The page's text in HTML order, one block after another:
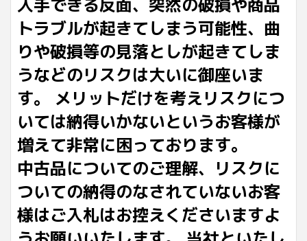
入手できる反面、突然の破損や商品
トラブルが起きてしまう可能性、曲
りや破損等の見落としが起きてしま
うなどのリスクは大いに御座いま
す。 メリットだけを考えリスクにつ
いては納得いかないというお客様が
増えて非常に困っております。
中古品についてのご理解、リスクに
ついての納得のなされていないお客
様はご入札はお控えくださいますよ